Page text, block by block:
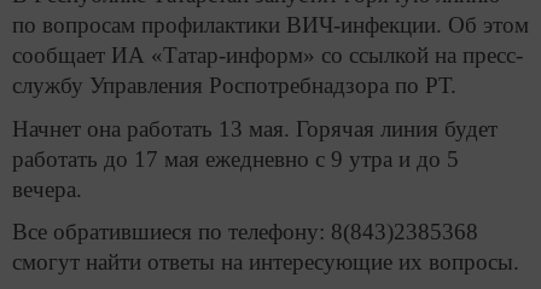
по вопросам профилактики ВИЧ-инфекции. Об этом
сообщает ИА «Татар-информ» со ссылкой на пресс-
службу Управления Роспотребнадзора по РТ.
Начнет она работать 13 мая. Горячая линия будет
работать до 17 мая ежедневно с 9 утра и до 5
вечера.
Все обратившиеся по телефону: 8(843)2385368
смогут найти ответы на интересующие их вопросы.